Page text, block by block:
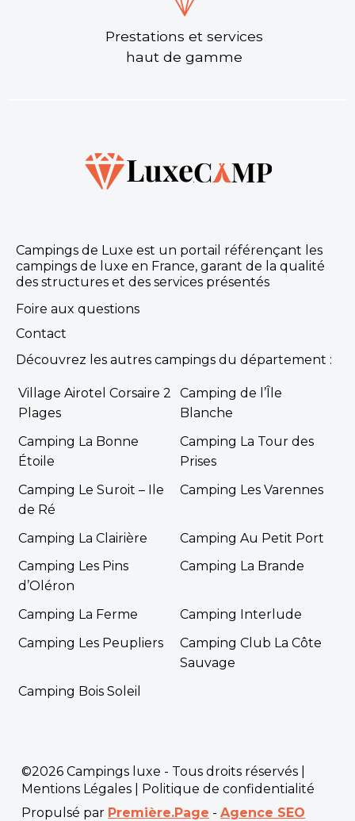
Prestations et services
haut de gamme
Campings de Luxe est un portail référençant les
campings de luxe en France, garant de la qualité
des structures et des services présentés
Foire aux questions
Contact
Découvrez les autres campings du département :
Village Airotel Corsaire 2
Plages
Camping de l’Île
Blanche
Camping La Bonne
Étoile
Camping La Tour des
Prises
Camping Le Suroit – Ile
de Ré
Camping Les Varennes
Camping La Clairière
Camping Au Petit Port
Camping Les Pins
d’Oléron
Camping La Brande
Camping La Ferme
Camping Interlude
Camping Les Peupliers
Camping Club La Côte
Sauvage
Camping Bois Soleil
©2026 Campings luxe - Tous droits réservés |
Mentions Légales
Politique de confidentialité
Propulsé par Première.Page -Agence SEO